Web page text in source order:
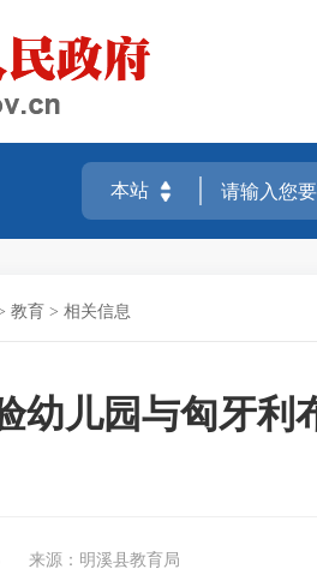
教育 > 相关信息
幼儿园与匈牙
来源：明溪县教育局